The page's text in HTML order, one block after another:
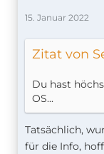
15. Januar 2022
Zitat von
Du hast
OS...
Tatsächlich,
für die Info,